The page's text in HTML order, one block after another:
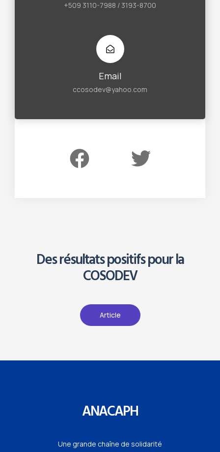
+509 3110-7988 / 3193-8700
Email
ccosodev@yahoo.com
Des résultats positifs pour la
COSODEV
Article
ANACAPH
Une grande chaîne de solidarité